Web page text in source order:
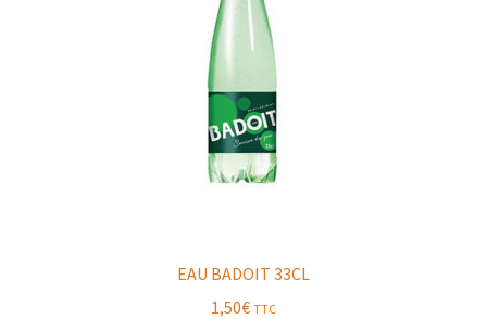
EAU BADOIT 33CL
1,50€ TTC